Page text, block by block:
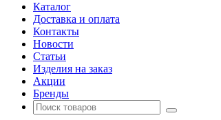
Каталог
Доставка и оплата
Контакты
Новости
Статьи
Изделия на заказ
Акции
Бренды